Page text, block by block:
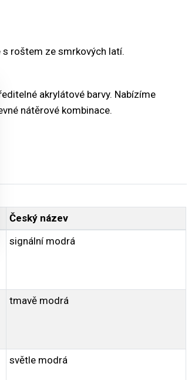
s roštem ze smrkových latí.
akrylátové barvy. Nabízíme
nátěrové kombinace.
Český název
signální modrá
tmavě modrá
světle modrá